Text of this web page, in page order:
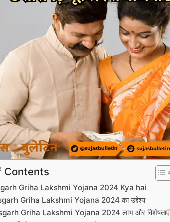
Contents
Griha Lakshmi Yojana 2024 Kya hai
Griha Lakshmi Yojana 2024 का उद्देश्य
Griha Lakshmi Yojana 2024 लाभ और विशेषताएँ